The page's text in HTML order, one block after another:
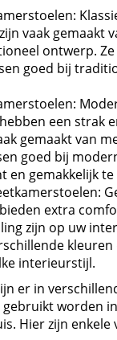
vaak gemaakt
ontwerp.
goed bij
een strak
gemaakt van
goed bij
en gemakkelijk
extra
zijn op uw
interieurstijl.
er in
worden
Hier zijn enkele